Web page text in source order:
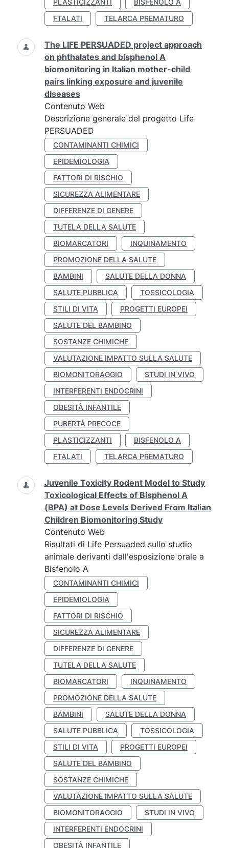
PLASTICIZZANTI
BISFENOLO A
FTALATI
TELARCA PREMATURO
The LIFE PERSUADED project approach
on phthalates and bisphenol A
biomonitoring in Italian mother-child
pairs linking exposure and juvenile
diseases
Contenuto Web
Descrizione generale del progetto Life
PERSUADED
CONTAMINANTI CHIMICI
EPIDEMIOLOGIA
FATTORI DI RISCHIO
SICUREZZA ALIMENTARE
DIFFERENZE DI GENERE
TUTELA DELLA SALUTE
BIOMARCATORI
INQUINAMENTO
PROMOZIONE DELLA SALUTE
BAMBINI
SALUTE DELLA DONNA
SALUTE PUBBLICA
TOSSICOLOGIA
STILI DI VITA
PROGETTI EUROPEI
SALUTE DEL BAMBINO
SOSTANZE CHIMICHE
VALUTAZIONE IMPATTO SULLA SALUTE
BIOMONITORAGGIO
STUDI IN VIVO
INTERFERENTI ENDOCRINI
OBESITÀ INFANTILE
PUBERTÀ PRECOCE
PLASTICIZZANTI
BISFENOLO A
FTALATI
TELARCA PREMATURO
Juvenile Toxicity Rodent Model to Study
Toxicological Effects of Bisphenol A
(BPA) at Dose Levels Derived From Italian
Children Biomonitoring Study
Contenuto Web
Risultati di Life Persuaded sullo studio
animale derivanti dall'esposizione orale a
Bisfenolo A
CONTAMINANTI CHIMICI
EPIDEMIOLOGIA
FATTORI DI RISCHIO
SICUREZZA ALIMENTARE
DIFFERENZE DI GENERE
TUTELA DELLA SALUTE
BIOMARCATORI
INQUINAMENTO
PROMOZIONE DELLA SALUTE
BAMBINI
SALUTE DELLA DONNA
SALUTE PUBBLICA
TOSSICOLOGIA
STILI DI VITA
PROGETTI EUROPEI
SALUTE DEL BAMBINO
SOSTANZE CHIMICHE
VALUTAZIONE IMPATTO SULLA SALUTE
BIOMONITORAGGIO
STUDI IN VIVO
INTERFERENTI ENDOCRINI
OBESITÀ INFANTILE